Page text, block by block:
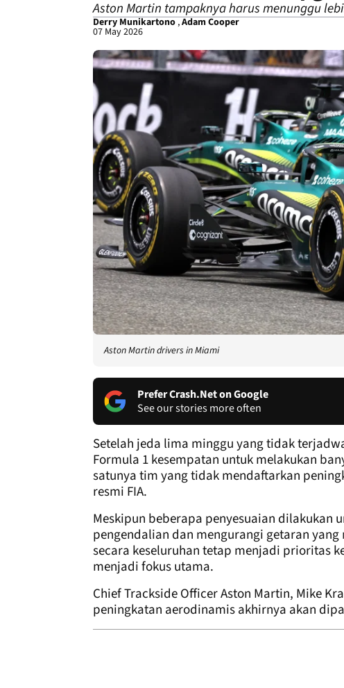
Aston Martin tampaknya harus menunggu
Derry Munikartono,Adam Cooper
07 May 2026
Aston Martin drivers in Miami
Prefer Crash.Net on Google
See our stories more often
Setelah jeda lima minggu yang tidak
Formula 1 kesempatan untuk melakukan
satunya tim yang tidak mendaftarkan
resmi FIA.
Meskipun beberapa penyesuaian dilakukan
pengendalian dan mengurangi getaran
secara keseluruhan tetap menjadi prioritas
menjadi fokus utama.
Chief Trackside Officer Aston Martin, Mike
peningkatan aerodinamis akhirnya akan